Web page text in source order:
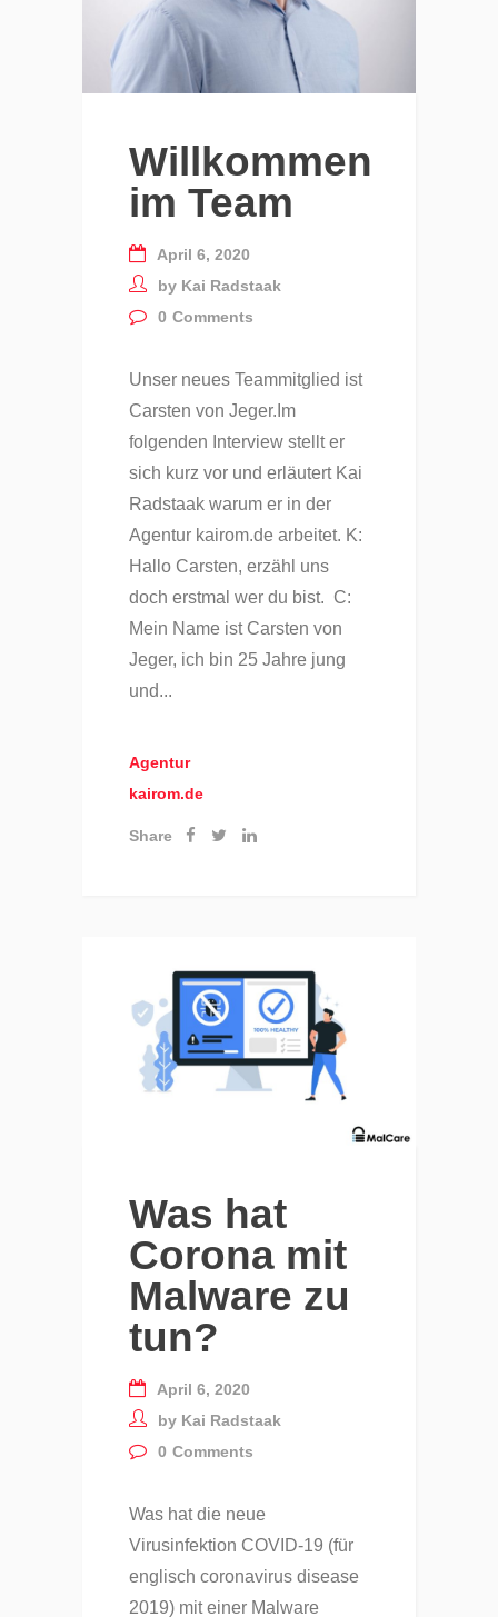
Willkommen
im Team
April 6, 2020
by Kai Radstaak
0 Comments
Unser neues Teammitglied ist
Carsten von Jeger.Im
folgenden Interview stellt er
sich kurz vor und erläutert Kai
Radstaak warum er in der
Agentur kairom.de arbeitet. K:
Hallo Carsten, erzähl uns
doch erstmal wer du bist. C:
Mein Name ist Carsten von
Jeger, ich bin 25 Jahre jung
und...
Agentur
kairom.de
Share
Was hat
Corona mit
Malware zu
tun?
April 6, 2020
by Kai Radstaak
0 Comments
Was hat die neue
Virusinfektion COVID-19 (für
englisch coronavirus disease
2019) mit einer Malware